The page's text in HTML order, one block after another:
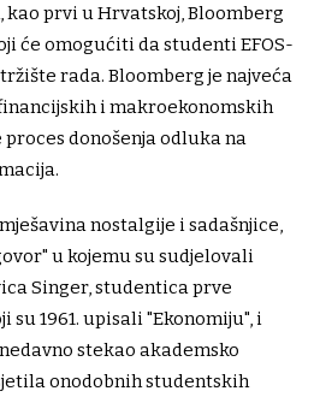
prvi u Hrvatskoj, Bloomberg
će omogućiti da studenti EFOS-
rada. Bloomberg je najveća
i makroekonomskih
donošenja odluka na
nostalgije i sadašnjice,
u kojemu su sudjelovali
Singer, studentica prve
1961. upisali "Ekonomiju", i
stekao akademsko
onodobnih studentskih